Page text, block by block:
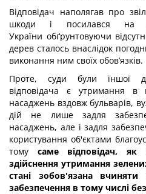
Відповідач наполягав про
шкоди і посилався
України обґрунтовуючи
дерев сталось внаслідок
виконання ним своїх обов’язків.
Проте, суди були іншої
відповідача є утримання в
насаджень вздовж бульварів,
дій не лише задля
насаджень, але і задля
користування об'єктами
тому саме відповідач, як
здійснення утримання
стані зобов'язана
забезпечення в тому числі